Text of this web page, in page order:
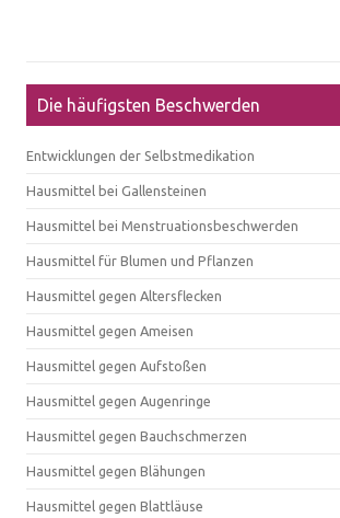
Die häufigsten Beschwerden
Entwicklungen der Selbstmedikation
Hausmittel bei Gallensteinen
Hausmittel bei Menstruationsbeschwerden
Hausmittel für Blumen und Pflanzen
Hausmittel gegen Altersflecken
Hausmittel gegen Ameisen
Hausmittel gegen Aufstoßen
Hausmittel gegen Augenringe
Hausmittel gegen Bauchschmerzen
Hausmittel gegen Blähungen
Hausmittel gegen Blattläuse